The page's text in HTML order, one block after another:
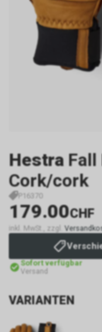
Hestra Fall
Cork/cork
P16370
179.00CHF
inkl. MwSt., zzgl.
Sofort verfügbar
Versand
VARIANTEN